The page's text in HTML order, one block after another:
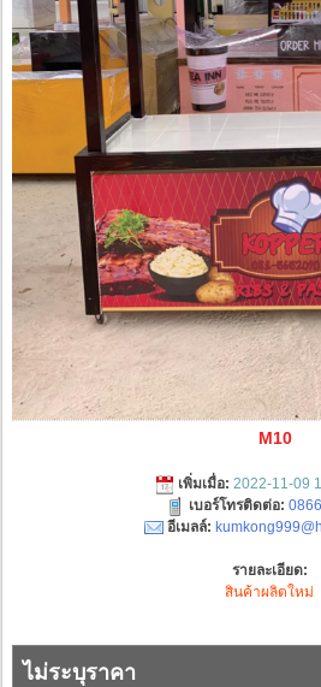
M10
เพิ่มเมื่อ: 2022-11-09
เบอร์โทรติดต่อ:
อีเมลล์:
รายละเอียด:
สินค้าผลิตใหม่
ไม่ระบุราคา